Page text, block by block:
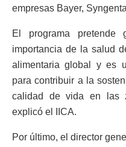
empresas Bayer,
El programa pretende
importancia de la salud
alimentaria global y es
para contribuir a la
calidad de vida en las
explicó el IICA.
Por último, el director